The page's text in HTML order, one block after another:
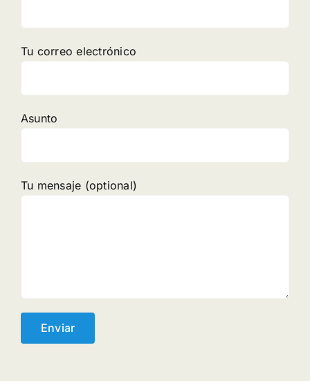
Tu correo electrónico
Asunto
Tu mensaje (optional)